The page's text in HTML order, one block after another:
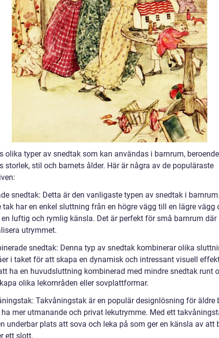
olika typer av snedtak som kan användas i barnrum,
storlek, stil och barnets ålder. Här är några av de populäraste
snedtak: Detta är den vanligaste typen av snedtak i
tak har en enkel sluttning från en högre vägg till en lägre vägg
luftig och rymlig känsla. Det är perfekt för små barnrum
utrymmet.
snedtak: Denna typ av snedtak kombinerar olika
i taket för att skapa en dynamisk och intressant visuell
ha en huvudsluttning kombinerad med mindre snedtak runt
olika lekområden eller sovplattformar.
Takvåningstak är en populär designlösning för äldre
mer utmanande och privat lekutrymme. Med ett
underbar plats att sova och leka på som ger en känsla av att
ett slott.